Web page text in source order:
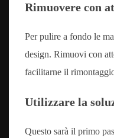
Rimuovere con
Per pulire a fondo le
design. Rimuovi con
facilitarne il
Utilizzare la
Questo sarà il primo